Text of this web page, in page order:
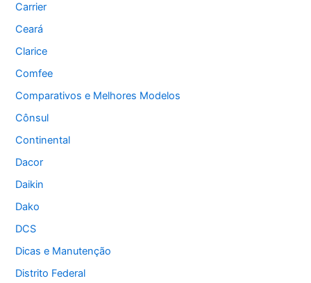
Carrier
Ceará
Clarice
Comfee
Comparativos e Melhores Modelos
Cônsul
Continental
Dacor
Daikin
Dako
DCS
Dicas e Manutenção
Distrito Federal